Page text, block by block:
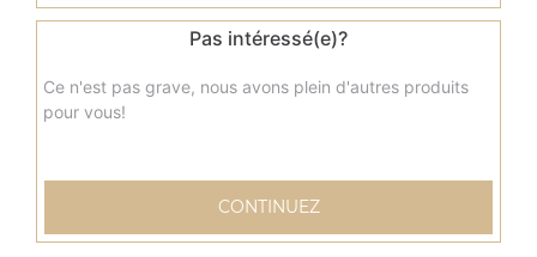
Base crème fraîche, fromage, saumon, olives
17.90€
Pas intéressé(e)?
Ce n'est pas grave, nous avons plein d'autres produits
pour vous!
CONTINUEZ